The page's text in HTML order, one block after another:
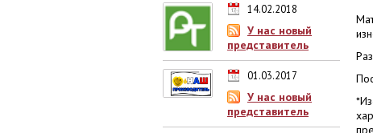
14.02.2018
У нас новый
представитель
01.03.2017
У нас новый
представитель